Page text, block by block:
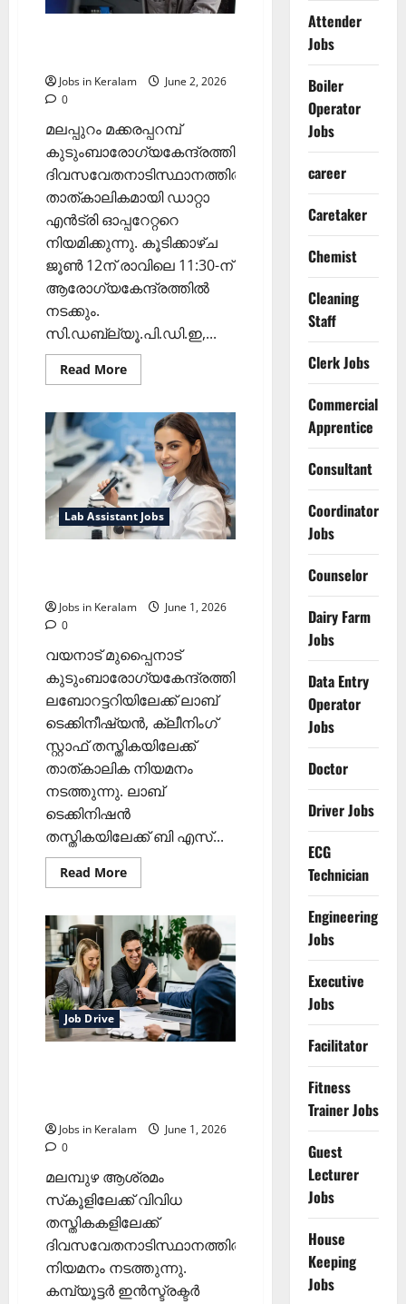
Jobs in Keralam
June 2, 2026
0
മലപ്പുറം മക്കരപ്പറമ്പ്
കുടുംബാരോഗ്യകേന്ദ്രത്തില്‍
ദിവസവേതനാടിസ്ഥാനത്തില്‍
താത്കാലികമായി ഡാറ്റാ
എന്‍ട്രി ഓപ്പറേറ്ററെ
നിയമിക്കുന്നു. കൂടിക്കാഴ്ച
ജൂണ്‍ 12ന് രാവിലെ 11:30-ന്
ആരോഗ്യകേന്ദ്രത്തില്‍
നടക്കും.
സി.ഡബ്ല്യൂ.പി.ഡി.ഇ,...
Read MoreRead
more
എന്‍ട്രി
ഓപ്പറേറ്റര്‍
ഒഴിവ്
Lab Assistant Jobs
Jobs in Keralam
June 1, 2026
0
വയനാട്‌ മുപ്പൈനാട്
കുടുംബാരോഗ്യകേന്ദ്രത്തിലെ
ലബോറട്ടറിയിലേക്ക് ലാബ്
ടെക്കിനീഷ്യന്‍, ക്ലീനിംഗ്
സ്റ്റാഫ് തസ്തികയിലേക്ക്
താത്കാലിക നിയമനം
നടത്തുന്നു. ലാബ്
ടെക്കിനിഷന്‍
തസ്തികയിലേക്ക് ബി എസ്...
Read MoreRead
more
ടെക്‌നീഷന്‍
നിയമനം;
കൂടിക്കാഴ്ച്ച
ജൂണ്‍
8ന്‌
Job Drive
Jobs in Keralam
June 1, 2026
0
മലമ്പുഴ ആശ്രമം
സ്‌കൂളിലേക്ക് വിവിധ
തസ്തികകളിലേക്ക്
ദിവസവേതനാടിസ്ഥാനത്തില്‍
നിയമനം നടത്തുന്നു.
കമ്പ്യൂട്ടര്‍ ഇന്‍സ്ട്രക്ടര്‍
Attender
Jobs
Boiler
Operator
Jobs
career
Caretaker
Chemist
Cleaning
Staff
Clerk Jobs
Commercial
Apprentice
Consultant
Coordinator
Jobs
Counselor
Dairy Farm
Jobs
Data Entry
Operator
Jobs
Doctor
Driver Jobs
ECG
Technician
Engineering
Jobs
Executive
Jobs
Facilitator
Fitness
Trainer Jobs
Guest
Lecturer
Jobs
House
Keeping
Jobs